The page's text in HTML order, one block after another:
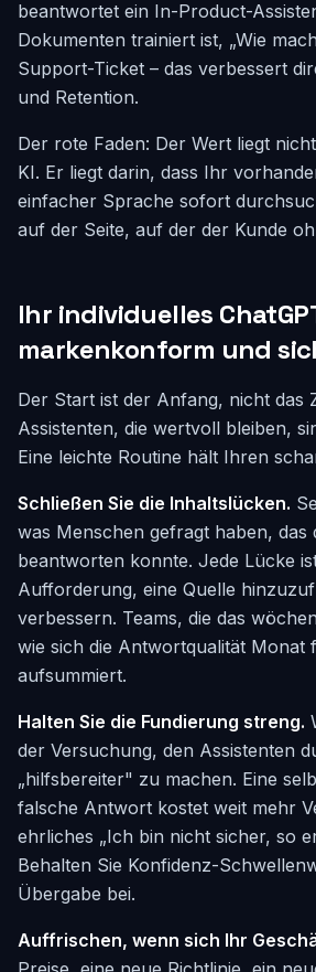
beantwortet ein In-Product-
Dokumenten trainiert ist, „Wie
Support-Ticket – das verbessert
und Retention.
Der rote Faden: Der Wert liegt
KI. Er liegt darin, dass Ihr
einfacher Sprache sofort
auf der Seite, auf der der Kunde
Ihr individuelles
markenkonform und
Der Start ist der Anfang, nicht das
Assistenten, die wertvoll bleiben,
Eine leichte Routine hält Ihren
Schließen Sie die Inhaltslücken.
was Menschen gefragt haben, das
beantworten konnte. Jede Lücke
Aufforderung, eine Quelle
verbessern. Teams, die das
wie sich die Antwortqualität Monat
aufsummiert.
Halten Sie die Fundierung streng.
der Versuchung, den Assistenten
„hilfsbereiter" zu machen. Eine
falsche Antwort kostet weit mehr
ehrliches „Ich bin nicht sicher, so
Behalten Sie Konfidenz-
Übergabe bei.
Auffrischen, wenn sich Ihr